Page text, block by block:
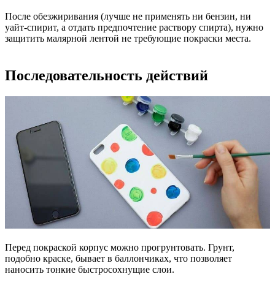
После обезжиривания (лучше не применять ни бензин, ни
уайт-спирит, а отдать предпочтение раствору спирта), нужно
защитить малярной лентой не требующие покраски места.
Последовательность действий
Перед покраской корпус можно прогрунтовать. Грунт,
подобно краске, бывает в баллончиках, что позволяет
наносить тонкие быстросохнущие слои.